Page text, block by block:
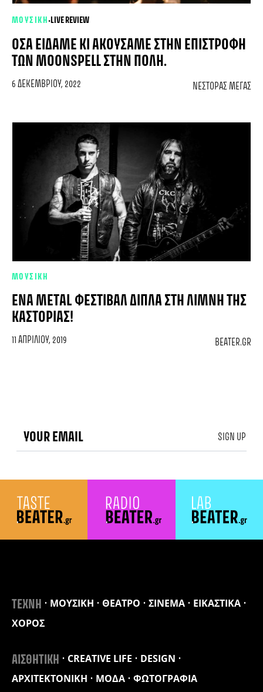
ΜΟΥΣΙΚΗ•LIVE REVIEW
ΌΣΑ ΕΊΔΑΜΕ ΚΙ ΑΚΟΎΣΑΜΕ ΣΤΗΝ ΕΠΙΣΤΡΟΦΉ
ΤΩΝ MOONSPELL ΣΤΗΝ ΠΌΛΗ.
6 ΔΕΚΕΜΒΡΊΟΥ, 2022 ΝΈΣΤΟΡΑΣ ΜΈΓΑΣ
ΜΟΥΣΙΚΗ
ΈΝΑ METAL ΦΕΣΤΙΒΆΛ ΔΊΠΛΑ ΣΤΗ ΛΊΜΝΗ ΤΗΣ
ΚΑΣΤΟΡΙΆΣ!
11 ΑΠΡΙΛΊΟΥ, 2019 BEATER.GR
ΤΕΧΝΗ ΜΟΥΣΙΚΗ ΘΕΑΤΡΟ ΣΙΝΕΜΑ
ΕΙΚΑΣΤΙΚΑ
ΧΟΡΟΣ
ΑΙΣΘΗΤΙΚΗ CREATIVE LIFE
DESIGN
ΑΡΧΙΤΕΚΤΟΝΙΚΗ
ΜΟΔΑ ΦΩΤΟΓΡΑΦΙΑ
SIGN UP